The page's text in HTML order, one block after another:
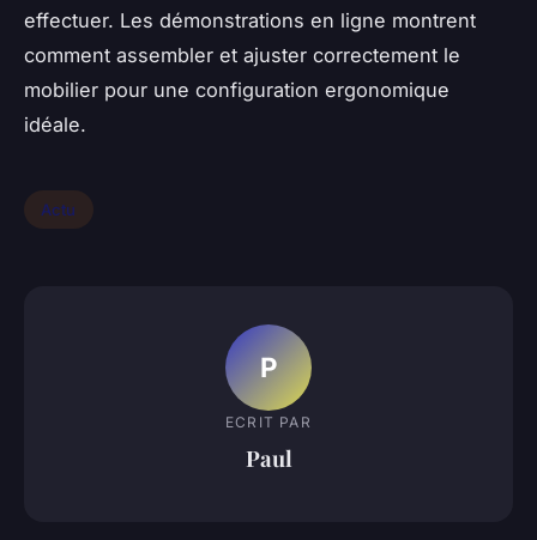
effectuer. Les démonstrations en ligne montrent
comment assembler et ajuster correctement le
mobilier pour une configuration ergonomique
idéale.
Actu
P
ECRIT PAR
Paul